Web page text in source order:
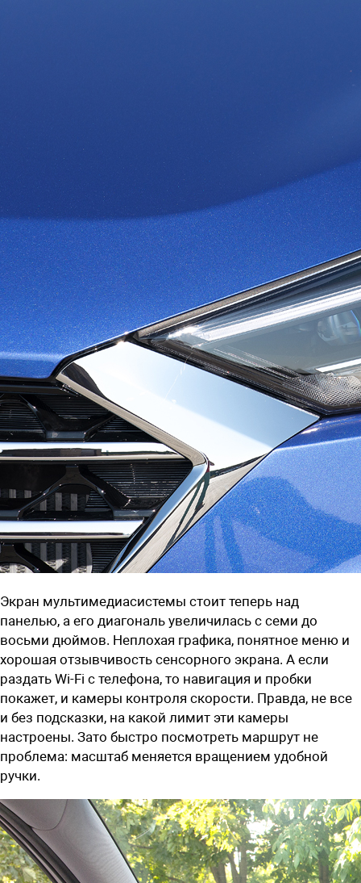
Экран мультимедиасистемы стоит теперь над
панелью, а его диагональ увеличилась с семи до
восьми дюймов. Неплохая графика, понятное меню и
хорошая отзывчивость сенсорного экрана. А если
раздать Wi-Fi с телефона, то навигация и пробки
покажет, и камеры контроля скорости. Правда, не все
и без подсказки, на какой лимит эти камеры
настроены. Зато быстро посмотреть маршрут не
проблема: масштаб меняется вращением удобной
ручки.